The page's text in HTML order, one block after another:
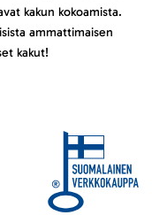
kakun kokoamista.
ammattimaisen
kakut!